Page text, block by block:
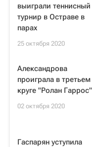
выиграли теннисный
турнир в Остраве в
парах
25 октября 2020
Александрова
проиграла в третьем
круге "Ролан Гаррос"
02 октября 2020
Гаспарян уступила